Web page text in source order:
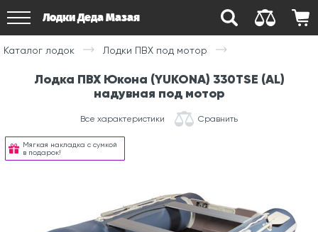
Лодки Деда Мазая
Каталог лодок Лодки ПВХ под мотор
Лодка ПВХ Юкона (YUKONA) 330TSE (AL)
надувная под мотор
Все характеристики Сравнить
Мягкая накладка с сумкой
в подарок!